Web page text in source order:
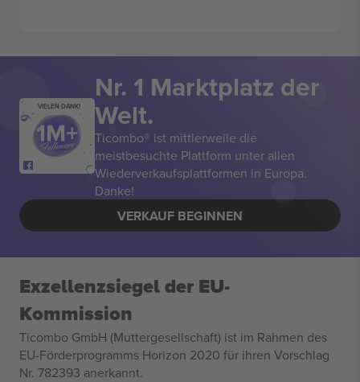
VIELEN DANK!
Nr. 1 Marktplatz der
Welt.
Ticombo® ist mittlerweile die
meistbesuchte Plattform unter allen
Wiederverkaufsplattformen in Europa.
Danke!
VERKAUF BEGINNEN
Exzellenzsiegel der EU-
Kommission
Ticombo GmbH (Muttergesellschaft) ist im Rahmen des
EU-Förderprogramms Horizon 2020 für ihren Vorschlag
Nr. 782393 anerkannt.